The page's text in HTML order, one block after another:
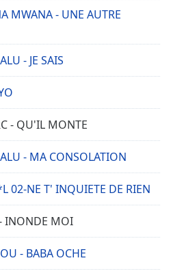
MWANA - UNE AUTRE
- JE SAIS
- QU'IL MONTE
- MA CONSOLATION
02-NE T' INQUIETE DE RIEN
INONDE MOI
- BABA OCHE